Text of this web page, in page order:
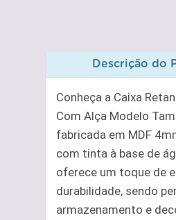
Descrição do
Conheça a Caixa
Com Alça Modelo
fabricada em MDF
com tinta à base de
oferece um toque de
durabilidade, sendo
armazenamento e